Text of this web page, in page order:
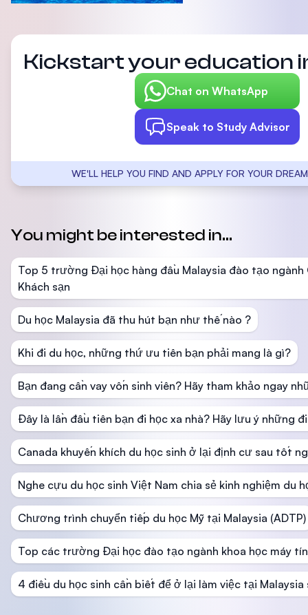
Kickstart your education
Chat on WhatsApp
Speak to Study Advisor
WE'LL HELP YOU FIND AND APPLY FOR YOUR
You might be interested in...
Top 5 trường Đại học hàng đầu Malaysia đào tạo ngành
Khách sạn
Du học Malaysia đã thu hút bạn như thế nào ?
Khi đi du học, những thứ ưu tiên bạn phải mang là gì?
Bạn đang cần vay vốn sinh viên? Hãy tham khảo ngay
Đây là lần đầu tiên bạn đi học xa nhà? Hãy lưu ý những
Canada khuyến khích du học sinh ở lại định cư sau tốt
Nghe cựu du học sinh Việt Nam chia sẻ kinh nghiệm du
Chương trình chuyển tiếp du học Mỹ tại Malaysia (ADTP)
Top các trường Đại học đào tạo ngành khoa học máy
4 điều du học sinh cần biết để ở lại làm việc tại